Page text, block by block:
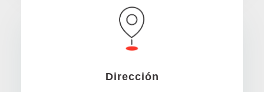
Dirección